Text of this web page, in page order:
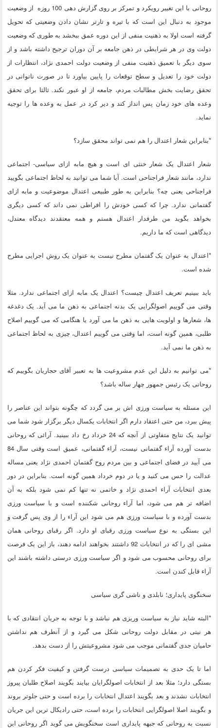
روحانی با این تغییر رویکرد و تمرکز بر روی گزارش دهی 100 روزه از وضعیت
موجود به دنبال این است که با تیره و تارتر نشان دادن وضعیتی که تحویل
گرفته است اولا به ذهنیت منفی از این دوره عمق ببخشد به طوری که وضعیت
دولت وی در هر شرایطی در ذهن جامعه بر آن دوران ترجیح داشته باشد و از
سوی دیگر با تعمیق ذهنیت منفی از وضعیت دولت احمدی نژاد، انتظارات از
دولت خود را تعدیل و سطح توقعات را پایین بیاورد تا در صورت ناتوانی در
تحقق رضایت بخش مطالبات مردم، جامعه از او عبور نکند. ثالثا برای تحقق
وعده های خود زمان پس انداز کند و دیر کرد در عمل به وعده ها را توجیه
نماید.
*بنابراین شعار اعتدال را هم نمی تواند محقق سازد؟
شعار اعتدال یک شعار خنثی ای است و هیچ مابه ازای سیاسی- اجتماعی
ندارد، مانند شعار فراجناحی است. آیا شما می توانید به لحاظ اجتماعی بگویید
فراجناحی یعنی چه؟ بنابراین به طور طبیعی اعتدال موضوعیت و مابه ازای
گفتمانی ندارد. چرا که کسی خودش را افراطی نمی داند که کسی دیگری
بخواهد بگوید من طرفدار اعتدال هستم و همه معتقدند دیدگاه معتدل،
دیدگاهی است که ما داریم.
*اعتدال به عنوان یک گفتمان مطرح نیست به عنوان یک روش اجرایی مطرح
شده است.
باید ببینیم تعریف اعتدال چیست؟ اعتدال یک مابه ازای اجتماعی ندارد. مثلا
وقتی می گوییم اصولگرایی یک بدنه اجتماعی به ذهن ما می آید. یک دغدغه
ها، شعارها و اولویت هایی به ذهن ما می آورد یا هنگامی که می گوییم اصلاح
طلبی، همین گونه است، اما وقتی می گوییم اعتدال، چیزی به لحاظ اجتماعی
به ذهن ما نمی آید.
*می توانیم به دلیل این عدم مشروعیت ها به تعبیر آقای حجاریان بگوییم که
روحانی یک رئیس جمهور چهار ساله باشد؟
این مسئله به سیاست ورزی اش بر می گردد که چگونه بتواند این عناصر را
پیش ببرد، من حتی اعتقاد دارم اگر انتخابات یکسال دیگر برگزار شود شما می
توانید یک نتایج متفاوتی از آنچه که 24 خرداد رخ داد ببینید. آرائی که روحانی
بدست آورده آراء گفتمانی نیست، آراء گفتمانی، عمیق است وقتی سال 84
می آیید در فضای اجتماعی و بین مردم روح گفتمان احمدی نژاد یعنی مساله
عدالت را حس می کنید و یا در دوم خرداد همین گونه است. بنابراین در دور
بعدی انتخابات آراء احمدی نژاد و خاتمی نه تنها کم نمی شود بلکه به آن
اضافه تر هم می شود، اما آراء روحانی شکننده است و با سیاست ورزی
بدست آورده و با سیاست ورزی هم می شود این آراء را از وی پس گرفت و
این بستگی به نوع سیاست ورزی رقبای او دارد. اگر رقبای روحانی همان
مشی ای را که در انتخابات 92 داشتند بخواهند ادامه دهند، باز این یک فرصت
برای روحانی محسوب می شود و اگر سیاست ورزی درستی داشته باشند این
آراء قابل کندن است.
سخنگوی پایداری؛ نابلدی و ناشی گری سیاسی
*البته شاید نیاز به سیاست وریزی هم نباشد و با توجه به جریان انتقادی که با
هر نیتی در مقابل دولت روحانی شکل می گیرد و از آنطرف هم نداشتن
حامیان جدی گفتمانی موجب می شود مشروعیتش را از دست بدهد.
اما تا یک حدی به تصمیمات سیاسی درست گرفتن و کیفیت فکر کردن هم
بستگی دارد؛ مثلا بعد از انتخابات اصولگرایان بیایند بگویند اصلاح طلبان پیروز
انتخابات نشدند و بعد بگویند اعتدال انتخابات را برده است و حتی جلوتر بروند
و بگویند اصلا اصولگرایی انتخابات را برده است، حتی رادیکال ترین این جریان
نسبت به روحانی که جبهه پایداری است سخنگویش می گوید اگر روحانی این